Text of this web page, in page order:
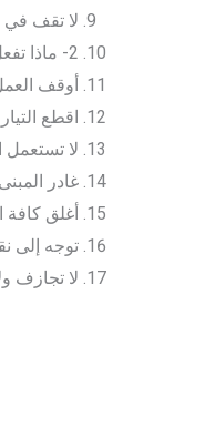
لا تقف في
2- ماذا تفعل عند سماعك جرس الإنذار:
أوقف
اقطع
لا
غادر
أغلق كافة
توجه إلى
لا تجازف